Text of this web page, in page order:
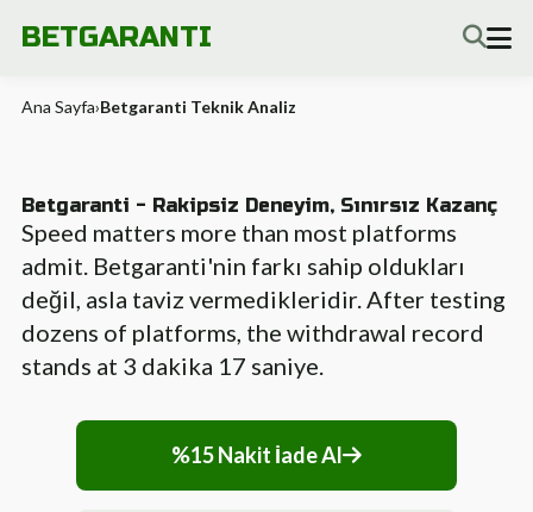
BETGARANTI
Ana Sayfa›Betgaranti Teknik Analiz
Betgaranti - Rakipsiz Deneyim, Sınırsız Kazanç
Speed matters more than most platforms
admit. Betgaranti'nin farkı sahip oldukları
değil, asla taviz vermedikleridir. After testing
dozens of platforms, the withdrawal record
stands at 3 dakika 17 saniye.
%15 Nakit İade Al